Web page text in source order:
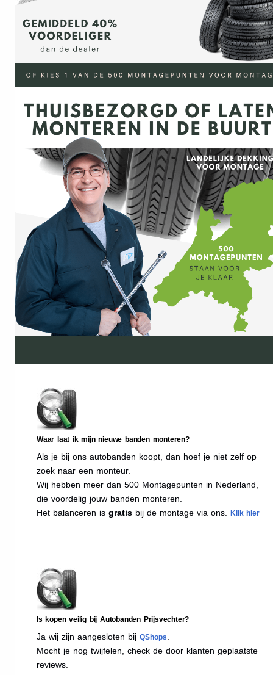
Waar laat ik mijn nieuwe banden monteren?
Als je bij ons autobanden koopt, dan hoef je niet zelf op
zoek naar een monteur.
Wij hebben meer dan 500 Montagepunten in Nederland,
die voordelig jouw banden monteren.
Het balanceren is gratis bij de montage via ons. Klik hier
Is kopen veilig bij Autobanden Prijsvechter?
Ja wij zijn aangesloten bij QShops
Mocht je nog twijfelen, check de door klanten geplaatste
reviews.